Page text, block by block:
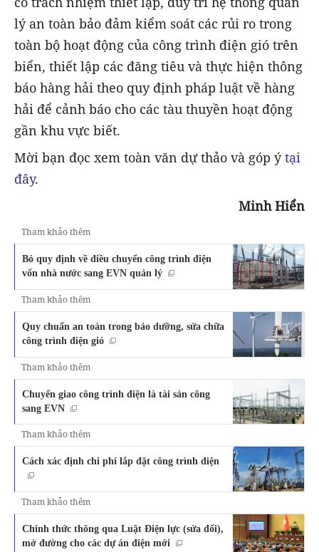
lý an toàn bảo đảm kiểm soát các rủi ro trong
toàn bộ hoạt động của công trình điện gió trên
biển, thiết lập các đăng tiêu và thực hiện thông
báo hàng hải theo quy định pháp luật về hàng
hải để cảnh báo cho các tàu thuyền hoạt động
gần khu vực biết.
Mời bạn đọc xem toàn văn dự thảo và góp ýtại
đây.
Minh Hiển
Tham khảo thêm
Bỏ quy định về điều chuyển công trình điện
vốn nhà nước sang EVN quản lý
Tham khảo thêm
Quy chuẩn an toàn trong bảo dưỡng, sửa chữa
công trình điện gió
Tham khảo thêm
Chuyển giao công trình điện là tài sản công
sang EVN
Tham khảo thêm
Cách xác định chi phí lắp đặt công trình điện
Tham khảo thêm
Chính thức thông qua Luật Điện lực (sửa đổi),
mở đường cho các dự án điện mới